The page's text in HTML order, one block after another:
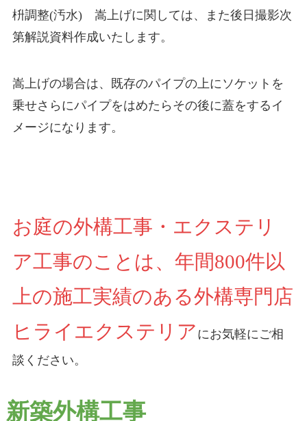
枡調整(汚水) 嵩上げに関しては、また後日撮影次
第解説資料作成いたします。
嵩上げの場合は、既存のパイプの上にソケットを
乗せさらにパイプをはめたらその後に蓋をするイ
メージになります。
お庭の外構工事・エクステリ
ア工事のことは、年間800件以
上の施工実績のある外構専門店
ヒライエクステリア にお気軽にご相
談ください。
新築外構工事